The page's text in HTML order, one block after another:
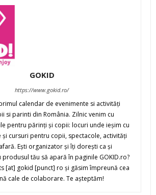
GOKID
https://www.gokid.ro/
calendar de evenimente si activităţi
si parinti din România. Zilnic venim cu
pentru părinţi şi copii: locuri unde ieşim cu
şi cursuri pentru copii, spectacole, activităţi
Eşti organizator şi îţi doreşti ca şi
produsul tău să apară în paginile GOKID.ro?
[at] gokid [punct] ro şi găsim împreună cea
cale de colaborare. Te aşteptăm!